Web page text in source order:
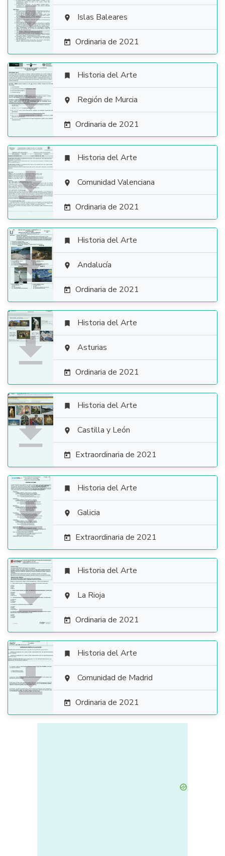
  Islas Baleares
 Ordinaria de 2021

 Historia del Arte
 Región de Murcia
 Ordinaria de 2021

 Historia del Arte
 Comunidad Valenciana
 Ordinaria de 2021

 Historia del Arte
 Andalucía
 Ordinaria de 2021

 Historia del Arte
 Asturias
 Ordinaria de 2021

 Historia del Arte
 Castilla y León
 Extraordinaria de 2021

 Historia del Arte
 Galicia
 Extraordinaria de 2021

 Historia del Arte
 La Rioja
 Ordinaria de 2021

 Historia del Arte
 Comunidad de Madrid
 Ordinaria de 2021